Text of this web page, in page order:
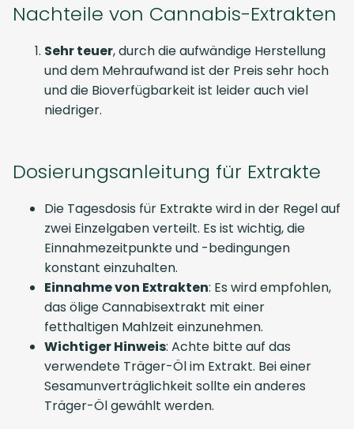
Nachteile von Cannabis-Extrakten
Sehr teuer, durch die aufwändige Herstellung
und dem Mehraufwand ist der Preis sehr hoch
und die Bioverfügbarkeit ist leider auch viel
niedriger.
Dosierungsanleitung für Extrakte
Die Tagesdosis für Extrakte wird in der Regel auf
zwei Einzelgaben verteilt. Es ist wichtig, die
Einnahmezeitpunkte und -bedingungen
konstant einzuhalten.
Einnahme von Extrakten: Es wird empfohlen,
das ölige Cannabisextrakt mit einer
fetthaltigen Mahlzeit einzunehmen.
Wichtiger Hinweis: Achte bitte auf das
verwendete Träger-Öl im Extrakt. Bei einer
Sesamunverträglichkeit sollte ein anderes
Träger-Öl gewählt werden.